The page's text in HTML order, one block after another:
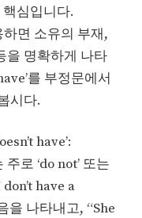
심입니다.
하면 소유의 부재,
을 명확하게 나타
를 부정문에서
시다.
have’:
로 ‘do not’ 또는
have a
을 나타내고, “She